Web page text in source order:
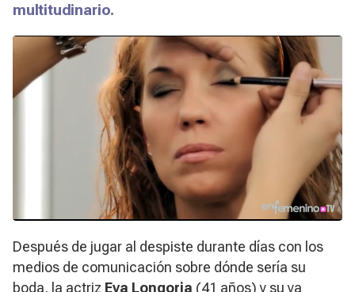
multitudinario.
Después de jugar al despiste durante días con los
medios de comunicación sobre dónde sería su
boda, la actriz Eva Longoria (41 años) y su ya